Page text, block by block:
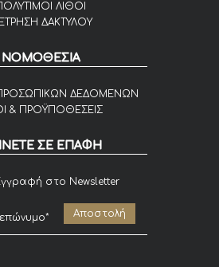
ΛΙΘΟΙ
ΔΑΚΤΥΛΟΥ
ΝΟΜΟΘΕΣΙΑ
ΠΡΟΣΩΠΙΚΩΝ ΔΕΔΟΜΕΝΩΝ
& ΠΡΟΫΠΟΘΕΣΕΙΣ
ΣΕ ΕΠΑΦΗ
στο Newsletter